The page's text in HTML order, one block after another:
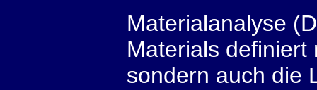
Materialanalyse
Materials definiert
sondern auch die